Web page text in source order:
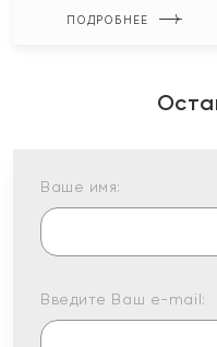
ПОДРОБНЕЕ
Ваше имя:
Введите Ваш e-mail: